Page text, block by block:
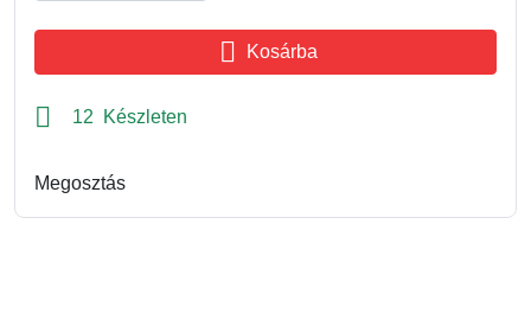
 Kosárba
 12 Készleten
Megosztás